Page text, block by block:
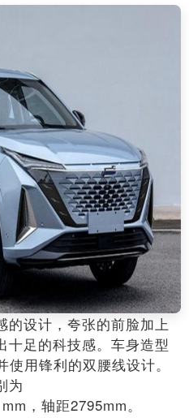
的设计，夸张的前脸加上
十足的科技感。车身造型
用锋利的双腰线设计。
为
，轴距2795mm。